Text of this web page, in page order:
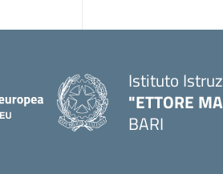
Istituto
"ETTORE
BARI